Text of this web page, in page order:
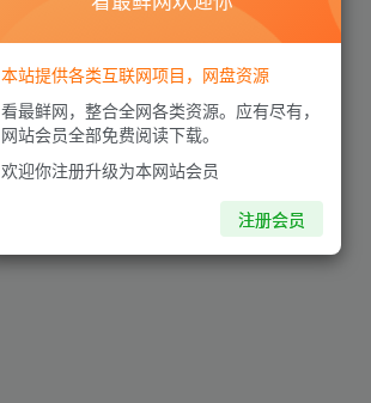
本站提供各类互联网项目，网盘资源
看最鲜网，整合全网各类资源。应有尽有，
网站会员全部免费阅读下载。
欢迎你注册升级为本网站会员
注册会员